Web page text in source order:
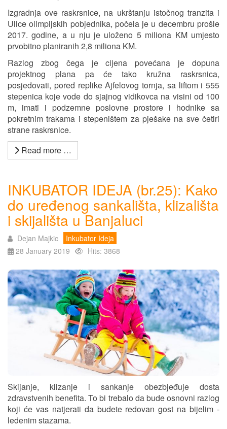
Izgradnja ove raskrsnice, na ukrštanju istočnog tranzita i
Ulice olimpijskih pobjednika, počela je u decembru prošle
2017. godine, a u nju je uloženo 5 miliona KM umjesto
prvobitno planiranih 2,8 miliona KM.
Razlog zbog čega je cijena povećana je dopuna
projektnog plana pa će tako kružna raskrsnica,
posjedovati, pored replike Ajfelovog tornja, sa liftom i 555
stepenica koje vode do sjajnog vidikovca na visini od 100
m, imati i podzemne poslovne prostore i hodnike sa
pokretnim trakama i stepeništem za pješake na sve četiri
strane raskrsnice.
Read more …
INKUBATOR IDEJA (br.25): Kako
do uređenog sankališta, klizališta
i skijališta u Banjaluci
Dejan Majkic
Inkubator Ideja
28 January 2019
Hits: 3868
Skijanje, klizanje i sankanje obezbjeđuje dosta
zdravstvenih benefita. To bi trebalo da bude osnovni razlog
koji će vas natjerati da budete redovan gost na bijelim -
ledenim stazama.